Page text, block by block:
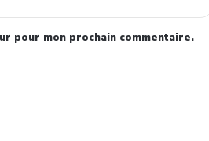
pour mon prochain commentaire.